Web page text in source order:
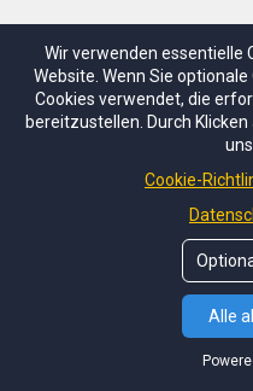
Alle Seminare im
Enneagramm-Subtypen
Enneagram Intensive
Wir verwenden essentielle
Website. Wenn Sie
Cookies verwendet, die
bereitzustellen. Durch
Cookie-
Alle